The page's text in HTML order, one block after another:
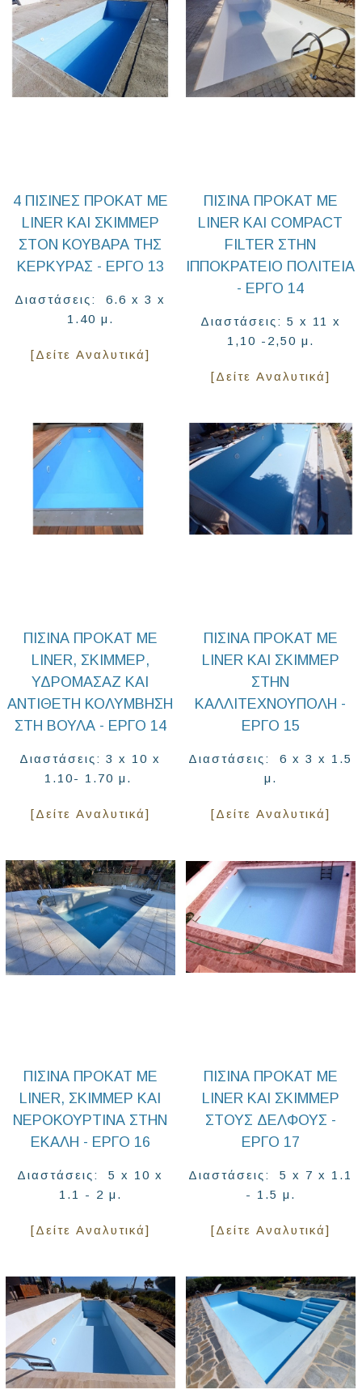
4 ΠΙΣΊΝΕΣ ΠΡΟΚΆΤ ΜΕ
LINER ΚΑΙ ΣΚΊΜΜΕΡ
ΣΤΟΝ ΚΟΥΒΑΡΆ ΤΗΣ
ΚΈΡΚΥΡΑΣ - ΈΡΓΟ 13
Διαστάσεις: 6.6 x 3 x
1.40 μ.
[Δείτε Αναλυτικά]
ΠΙΣΊΝΑ ΠΡΟΚΆΤ ΜΕ
LINER ΚΑΙ COMPACT
FILTER ΣΤΗΝ
ΙΠΠΟΚΡΆΤΕΙΟ ΠΟΛΙΤΕΊΑ
- ΈΡΓΟ 14
Διαστάσεις: 5 x 11 x
1,10 -2,50 μ.
[Δείτε Αναλυτικά]
ΠΙΣΊΝΑ ΠΡΟΚΆΤ ΜΕ
LINER, ΣΚΊΜΜΕΡ,
ΥΔΡΟΜΑΣΆΖ ΚΑΙ
ΑΝΤΊΘΕΤΗ ΚΟΛΎΜΒΗΣΗ
ΣΤΗ ΒΟΎΛΑ - ΈΡΓΟ 14
Διαστάσεις: 3 x 10 x
1.10- 1.70 μ.
[Δείτε Αναλυτικά]
ΠΙΣΊΝΑ ΠΡΟΚΆΤ ΜΕ
LINER ΚΑΙ ΣΚΊΜΜΕΡ
ΣΤΗΝ
ΚΑΛΛΙΤΕΧΝΟΎΠΟΛΗ -
ΈΡΓΟ 15
Διαστάσεις: 6 x 3 x 1.5
μ.
[Δείτε Αναλυτικά]
ΠΙΣΊΝΑ ΠΡΟΚΆΤ ΜΕ
LINER, ΣΚΊΜΜΕΡ ΚΑΙ
ΝΕΡΟΚΟΥΡΤΊΝΑ ΣΤΗΝ
ΕΚΆΛΗ - ΈΡΓΟ 16
Διαστάσεις: 5 x 10 x
1.1 - 2 μ.
[Δείτε Αναλυτικά]
ΠΙΣΊΝΑ ΠΡΟΚΆΤ ΜΕ
LINER ΚΑΙ ΣΚΊΜΜΕΡ
ΣΤΟΥΣ ΔΕΛΦΟΎΣ -
ΈΡΓΟ 17
Διαστάσεις: 5 x 7 x 1.1
- 1.5 μ.
[Δείτε Αναλυτικά]